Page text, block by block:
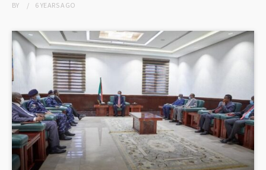
BY 6 YEARSAGO